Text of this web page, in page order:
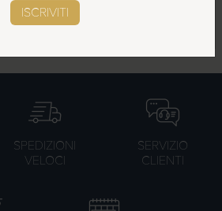
SCOPRI LE NOVITÀ
ISCRIVITI
SPEDIZIONI
VELOCI
SERVIZIO
CLIENTI